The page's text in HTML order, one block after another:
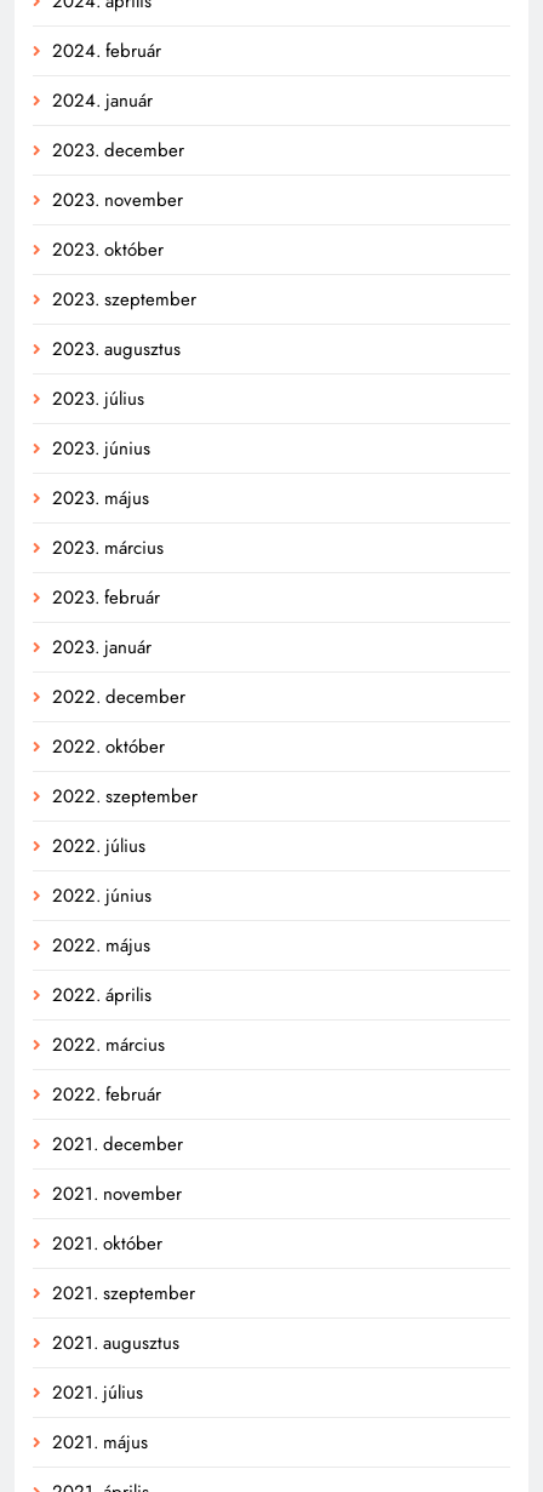
2024. február
2024. január
2023. december
2023. november
2023. október
2023. szeptember
2023. augusztus
2023. július
2023. június
2023. május
2023. március
2023. február
2023. január
2022. december
2022. október
2022. szeptember
2022. július
2022. június
2022. május
2022. április
2022. március
2022. február
2021. december
2021. november
2021. október
2021. szeptember
2021. augusztus
2021. július
2021. május